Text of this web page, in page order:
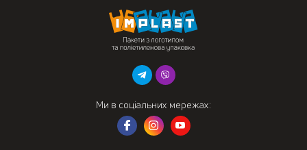
Ми в соціальних мережах: